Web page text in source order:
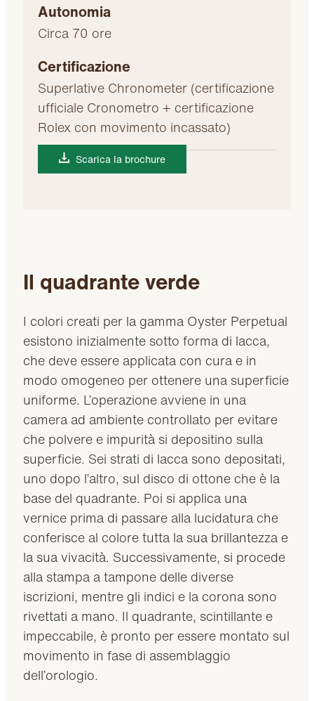
Autonomia
Circa 70 ore
Certificazione
Superlative Chronometer (certificazione
ufficiale Cronometro + certificazione
Rolex con movimento incassato)
Scarica la brochure
Il quadrante verde
I colori creati per la gamma Oyster Perpetual
esistono inizialmente sotto forma di lacca,
che deve essere applicata con cura e in
modo omogeneo per ottenere una superficie
uniforme. L’operazione avviene in una
camera ad ambiente controllato per evitare
che polvere e impurità si depositino sulla
superficie. Sei strati di lacca sono depositati,
uno dopo l’altro, sul disco di ottone che è la
base del quadrante. Poi si applica una
vernice prima di passare alla lucidatura che
conferisce al colore tutta la sua brillantezza e
la sua vivacità. Successivamente, si procede
alla stampa a tampone delle diverse
iscrizioni, mentre gli indici e la corona sono
rivettati a mano. Il quadrante, scintillante e
impeccabile, è pronto per essere montato sul
movimento in fase di assemblaggio
dell’orologio.